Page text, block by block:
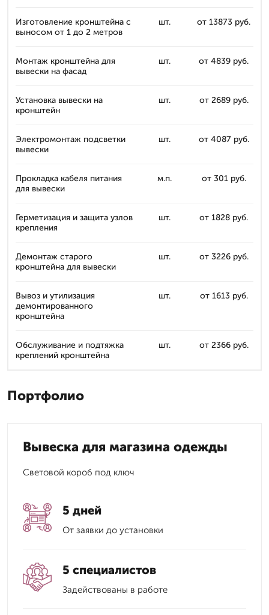
Изготовление кронштейна с
выносом от 1 до 2 метров
шт. от 13873 руб.
Монтаж кронштейна для
вывески на фасад
шт. от 4839 руб.
Установка вывески на
кронштейн
шт. от 2689 руб.
Электромонтаж подсветки
вывески
шт. от 4087 руб.
Прокладка кабеля питания
для вывески
м.п. от 301 руб.
Герметизация и защита узлов
крепления
шт. от 1828 руб.
Демонтаж старого
кронштейна для вывески
шт. от 3226 руб.
Вывоз и утилизация
демонтированного
кронштейна
шт. от 1613 руб.
Обслуживание и подтяжка
креплений кронштейна
шт. от 2366 руб.
Портфолио
Вывеска для магазина одежды
Световой короб под ключ
5 дней
От заявки до установки
5 специалистов
Задействованы в работе